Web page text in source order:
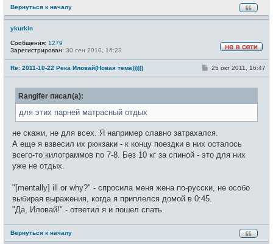
Вернуться к началу
ykurkin
в
с
Сообщения: 1279
Зарегистрирован: 30 сен 2010, 16:23
Re: 2011-10-22 Река Иловай(Новая тема))))))
С
б
е
25 окт 2011, 16:47
Rangifer писал(а):
для этих парней матрасный отдых
не скажи, не для всех. Я например славно затрахался.
А еще я взвесил их рюкзаки - к концу поездки в них осталось
всего-то килограммов по 7-8. Без 10 кг за спиной - это для них
уже не отдых.
"[mentally] ill or why?" - спросила меня жена по-русски, не особо
выбирая выражения, когда я приплелся домой в 0:45.
"Да, Иловай!" - ответил я и пошел спать.
Вернуться к началу